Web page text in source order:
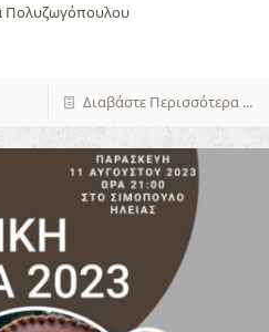
Πολυζωγόπουλου
Διαβάστε Περισσότερα ...